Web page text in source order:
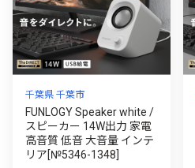
千葉県 千葉市
FUNLOGY Speaker white /
スピーカー 14W出力 家電
高音質 低音 大音量 インテ
リア[№5346-1348]